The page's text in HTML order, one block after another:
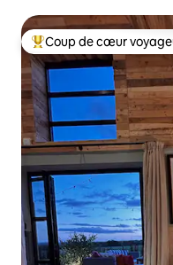
Coup de cœur
Coup de cœur